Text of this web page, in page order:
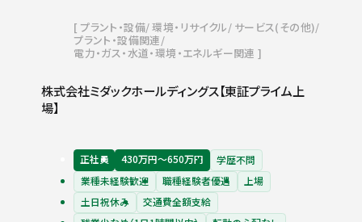
プラント・設備 環境・リサイクル サービス(その他)
プラント・設備関連
電力・ガス・水道・環境・エネルギー関連
株式会社ミダックホールディングス【東証プライム上
場】
正社員 430万円〜650万円
学歴不問
業種未経験歓迎
職種経験者優遇
上場
土日祝休み
交通費全額支給